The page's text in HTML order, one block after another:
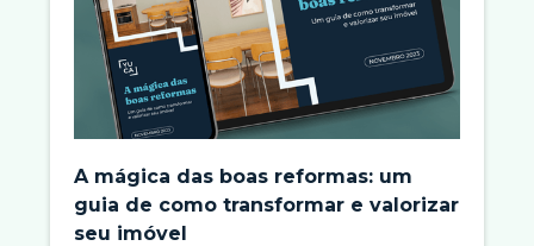
A mágica das boas reformas: um
guia de como transformar e valorizar
seu imóvel